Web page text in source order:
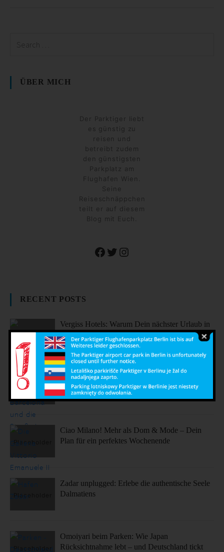
ÜBER MICH
Der Parktiger liebt
es günstig zu
reisen und
betreibt zudem
den günstigsten
Parkplatz am
Flughafen Wien.
Seine
Reiseschnäppchen
teilt er auf diesem
Blog mit Euch.
Facebook
TwitterInstagram
RECENT POSTS
Vergiss Hotels: Warum Dein nächster Urlaub in
einem dieser coolen Airbnbs stattfinden sollte.
Sonne, Stil, Sehenswürdigkeiten – So fühlt sich
Barcelona an
Ciao Milano! Mehr als Dom & Mode – Dein
Plan für ein perfektes Wochenende
Zadar unplugged: Erlebe die authentische Seele
Dalmatiens
Omoiyari beim Parken: Wie Japan
Rücksichtnahme lebt – und Deutschland tickt